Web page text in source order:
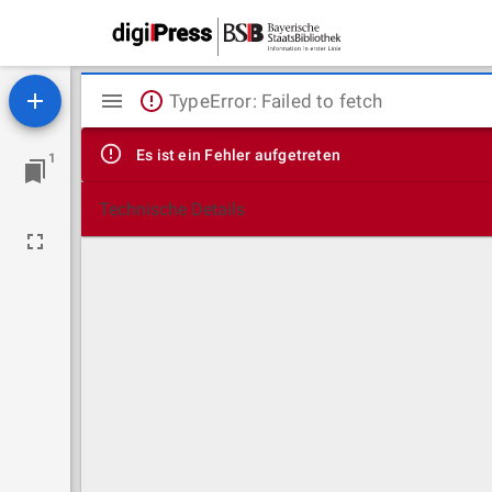
1
Mirador
Viewer
TypeError: Failed to fetch
Es ist ein Fehler aufgetreten
Technische Details